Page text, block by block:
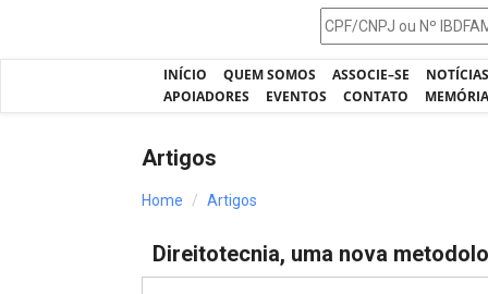
INÍCIO QUEM SOMOS ASSOCIE–SE
APOIADORES
EVENTOS CONTATO
Artigos
Home Artigos
Direitotecnia, uma nova